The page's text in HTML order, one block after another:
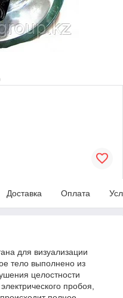
Доставка Оплата
для визуализации
тело выполнено из
целостности
пробоя,